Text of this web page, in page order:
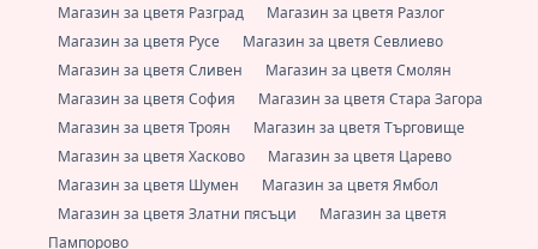
Магазин за цветя Разград
Магазин за цветя Разлог
Магазин за цветя Русе
Магазин за цветя Севлиево
Магазин за цветя Сливен
Магазин за цветя Смолян
Магазин за цветя София
Магазин за цветя Стара Загора
Магазин за цветя Троян
Магазин за цветя Търговище
Магазин за цветя Хасково
Магазин за цветя Царево
Магазин за цветя Шумен
Магазин за цветя Ямбол
Магазин за цветя Златни пясъци
Магазин за цветя
Пампорово